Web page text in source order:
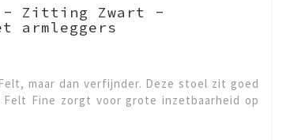
- Zitting Zwart -
armleggers
maar dan verfijnder. Deze stoel zit goed
Fine zorgt voor grote inzetbaarheid op